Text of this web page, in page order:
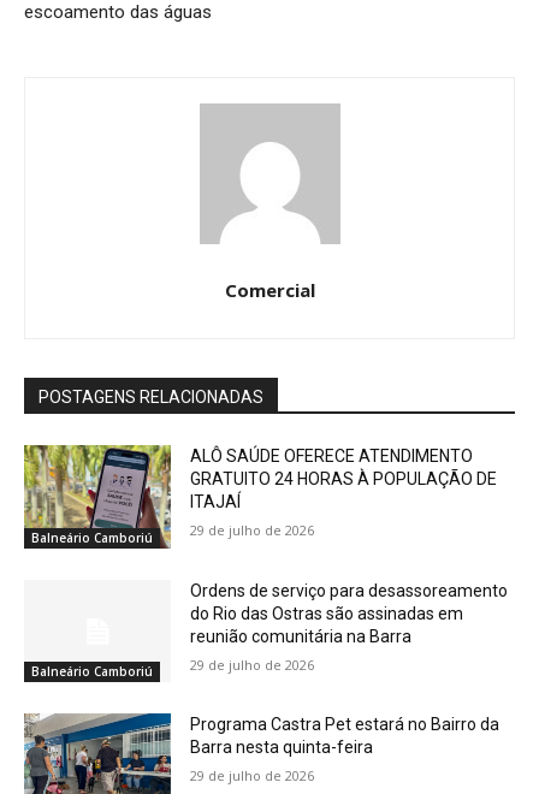
escoamento das águas
Comercial
POSTAGENS RELACIONADAS
Balneário Camboriú
ALÔ SAÚDE OFERECE ATENDIMENTO
GRATUITO 24 HORAS À POPULAÇÃO DE
ITAJAÍ
29 de julho de 2026
Balneário Camboriú
Ordens de serviço para desassoreamento
do Rio das Ostras são assinadas em
reunião comunitária na Barra
29 de julho de 2026
Programa Castra Pet estará no Bairro da
Barra nesta quinta-feira
29 de julho de 2026